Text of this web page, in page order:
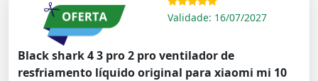
Validade: 16/07/2027
Black shark 4 3 pro 2 pro ventilador de
resfriamento líquido original para xiaomi mi 10